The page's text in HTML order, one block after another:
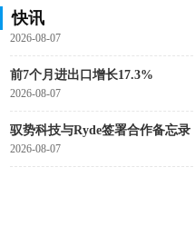
快讯
京东物流发布汽摩配出海解决方案
2026-08-07
前7个月进出口增长17.3%
2026-08-07
驭势科技与Ryde签署合作备忘录
2026-08-07